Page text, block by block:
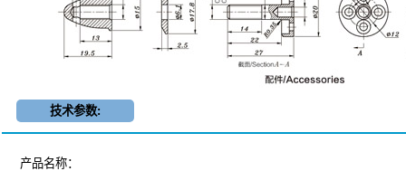
技术参数:
产品名称：